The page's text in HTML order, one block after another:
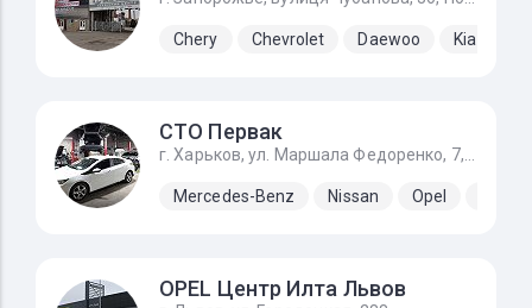
Chery Chevrolet Daewoo Kia
СТО Первак
Mercedes-Benz Nissan Opel
OPEL Центр Илта Львов